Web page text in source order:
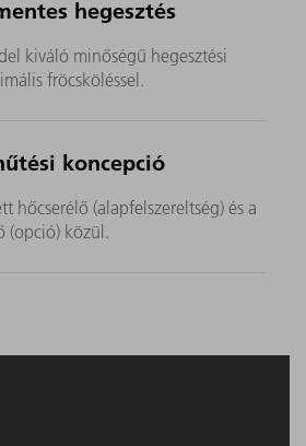
hegesztés
kiváló minőségű hegesztési
fröcsköléssel.
koncepció
hőcserélő (alapfelszereltség) és a
(opció) közül.